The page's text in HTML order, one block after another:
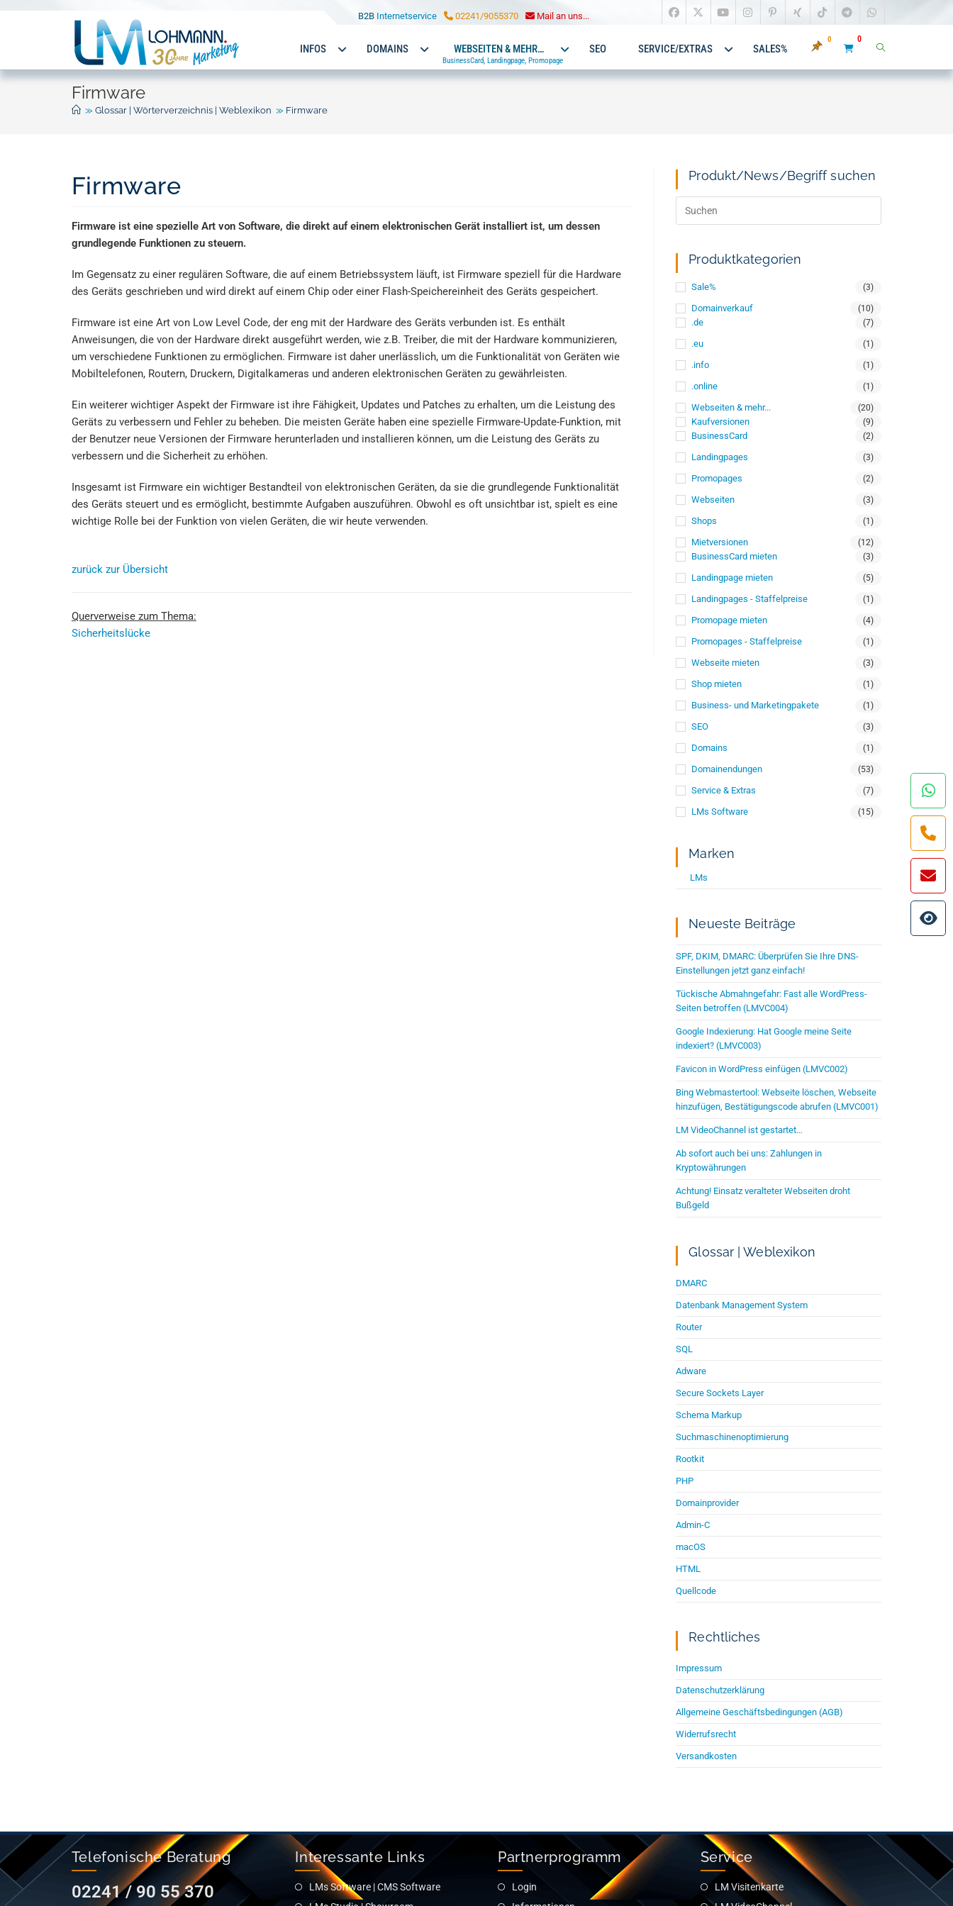
LOHMANN MARKETING
B2B Internetservice 02241/9055370 Mail an uns...
INFOS DOMAINS WEBSEITEN & MEHR…
BusinessCard, Landingpage, Promopage
SEO SERVICE/EXTRAS SALES%
0 0
Firmware
>> Glossar | Wörterverzeichnis | Weblexikon >> Firmware
Firmware
Firmware ist eine spezielle Art von Software, die direkt auf einem elektronischen Gerät installiert ist, um dessen
grundlegende Funktionen zu steuern.
Im Gegensatz zu einer regulären Software, die auf einem Betriebssystem läuft, ist Firmware speziell für die Hardware
des Geräts geschrieben und wird direkt auf einem Chip oder einer Flash-Speichereinheit des Geräts gespeichert.
Firmware ist eine Art von Low Level Code, der eng mit der Hardware des Geräts verbunden ist. Es enthält
Anweisungen, die von der Hardware direkt ausgeführt werden, wie z.B. Treiber, die mit der Hardware kommunizieren,
um verschiedene Funktionen zu ermöglichen. Firmware ist daher unerlässlich, um die Funktionalität von Geräten wie
Mobiltelefonen, Routern, Druckern, Digitalkameras und anderen elektronischen Geräten zu gewährleisten.
Ein weiterer wichtiger Aspekt der Firmware ist ihre Fähigkeit, Updates und Patches zu erhalten, um die Leistung des
Geräts zu verbessern und Fehler zu beheben. Die meisten Geräte haben eine spezielle Firmware-Update-Funktion, mit
der Benutzer neue Versionen der Firmware herunterladen und installieren können, um die Leistung des Geräts zu
verbessern und die Sicherheit zu erhöhen.
Insgesamt ist Firmware ein wichtiger Bestandteil von elektronischen Geräten, da sie die grundlegende Funktionalität
des Geräts steuert und es ermöglicht, bestimmte Aufgaben auszuführen. Obwohl es oft unsichtbar ist, spielt es eine
wichtige Rolle bei der Funktion von vielen Geräten, die wir heute verwenden.
zurück zur Übersicht
Querverweise zum Thema:
Sicherheitslücke
Produkt/News/Begriff suchen
Produktkategorien
Sale% (3)
Domainverkauf (10)
.de (7)
.eu (1)
.info (1)
.online (1)
Webseiten & mehr... (20)
Kaufversionen (9)
BusinessCard (2)
Landingpages (3)
Promopages (2)
Webseiten (3)
Shops (1)
Mietversionen (12)
BusinessCard mieten (3)
Landingpage mieten (5)
Landingpages - Staffelpreise (1)
Promopage mieten (4)
Promopages - Staffelpreise (1)
Webseite mieten (3)
Shop mieten (1)
Business- und Marketingpakete (1)
SEO (3)
Domains (1)
Domainendungen (53)
Service & Extras (7)
LMs Software (15)
Marken
LMs
Neueste Beiträge
SPF, DKIM, DMARC: Überprüfen Sie Ihre DNS-
Einstellungen jetzt ganz einfach!
Tückische Abmahngefahr: Fast alle WordPress-
Seiten betroffen (LMVC004)
Google Indexierung: Hat Google meine Seite
indexiert? (LMVC003)
Favicon in WordPress einfügen (LMVC002)
Bing Webmastertool: Webseite löschen, Webseite
hinzufügen, Bestätigungscode abrufen (LMVC001)
LM VideoChannel ist gestartet…
Ab sofort auch bei uns: Zahlungen in
Kryptowährungen
Achtung! Einsatz veralteter Webseiten droht
Bußgeld
Glossar | Weblexikon
DMARC
Datenbank Management System
Router
SQL
Adware
Secure Sockets Layer
Schema Markup
Suchmaschinenoptimierung
Rootkit
PHP
Domainprovider
Admin-C
macOS
HTML
Quellcode
Rechtliches
Impressum
Datenschutzerklärung
Allgemeine Geschäftsbedingungen (AGB)
Widerrufsrecht
Versandkosten
Telefonische Beratung
02241 / 90 55 370
Interessante Links
LMs Software | CMS Software
Partnerprogramm
Login
Service
LM Visitenkarte